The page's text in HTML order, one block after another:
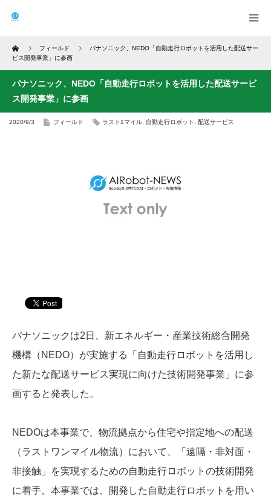
Home フィールド
パナソニック、NEDO「自動走行ロボットを活用した配送サー
ビス開発事業」に参画
パナソニック、NEDO「自動走行ロボットを活用した配送サービ
ス開発事業」に参画
2020/9/3 フィールド ラスト1マイル 自動走行ロボット 配送サービス
パナソニックは2日、新エネルギー・産業技術総合開発
機構（NEDO）が実施する「自動走行ロボットを活用し
た新たな配送サービス実現に向けた技術開発事業」に参
画すると発表した。
NEDOは本事業で、物流拠点から住宅や指定地への配送
（ラストワンマイル物流）において、「遠隔・非対面・
非接触」を実現するための自動走行ロボットの技術開発
に着手。本事業では、開発した自動走行ロボットを用い